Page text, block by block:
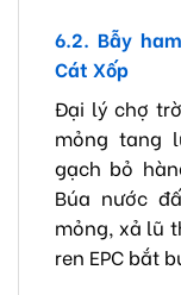
6.2. Bẫy
Cát Xốp
Đại lý chợ
mỏng tang
gạch bỏ
Búa nước
mỏng, xả lũ
ren EPC bắt